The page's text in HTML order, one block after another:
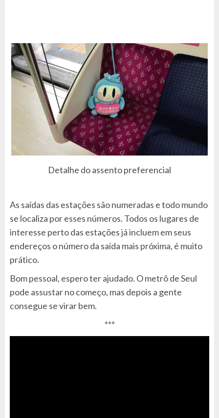
Detalhe do assento preferencial
As saídas das estações são numeradas e todo mundo
se localiza por esses números. Todos os lugares de
interesse perto das estações já incluem em seus
endereços o número da saída mais próxima, é muito
prático.
Bom pessoal, espero ter ajudado. O metrô de Seul
pode assustar no começo, mas depois a gente
consegue se virar bem.
***